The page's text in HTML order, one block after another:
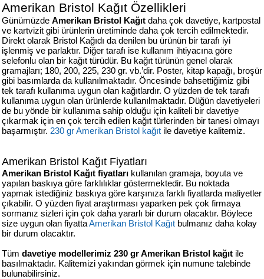
Amerikan Bristol Kağıt Özellikleri
Günümüzde Amerikan Bristol Kağıt daha çok davetiye, kartpostal
ve kartvizit gibi ürünlerin üretiminde daha çok tercih edilmektedir.
Direkt olarak Bristol Kağıdı da denilen bu ürünün bir tarafı iyi
işlenmiş ve parlaktır. Diğer tarafı ise kullanım ihtiyacına göre
selefonlu olan bir kağıt türüdür. Bu kağıt türünün genel olarak
gramajları; 180, 200, 225, 230 gr. vb.’dir. Poster, kitap kapağı, broşür
gibi basımlarda da kullanılmaktadır. Öncesinde bahsettiğimiz gibi
tek tarafı kullanıma uygun olan kağıtlardır. O yüzden de tek tarafı
kullanıma uygun olan ürünlerde kullanılmaktadır. Düğün davetiyeleri
de bu yönde bir kullanıma sahip olduğu için kaliteli bir davetiye
çıkarmak için en çok tercih edilen kağıt türlerinden bir tanesi olmayı
başarmıştır. 230 gr Amerikan Bristol kağıt ile davetiye kalitemiz.
Amerikan Bristol Kağıt Fiyatları
Amerikan Bristol Kağıt fiyatları kullanılan gramaja, boyuta ve
yapılan baskıya göre farklılıklar göstermektedir. Bu noktada
yapmak istediğiniz baskıya göre karşınıza farklı fiyatlarda maliyetler
çıkabilir. O yüzden fiyat araştırması yaparken pek çok firmaya
sormanız sizleri için çok daha yararlı bir durum olacaktır. Böylece
size uygun olan fiyattaAmerikan Bristol Kağıt bulmanız daha kolay
bir durum olacaktır.
Tüm davetiye modellerimiz 230 gr Amerikan Bristol kağıt ile
basılmaktadır. Kalitemizi yakından görmek için numune talebinde
bulunabilirsiniz.